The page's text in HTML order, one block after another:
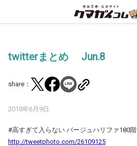
twitterまとめ Jun.8
share：
2010年6月9日
#高すぎて入らない バージュハリファ180階
http://tweetphoto.com/26109125